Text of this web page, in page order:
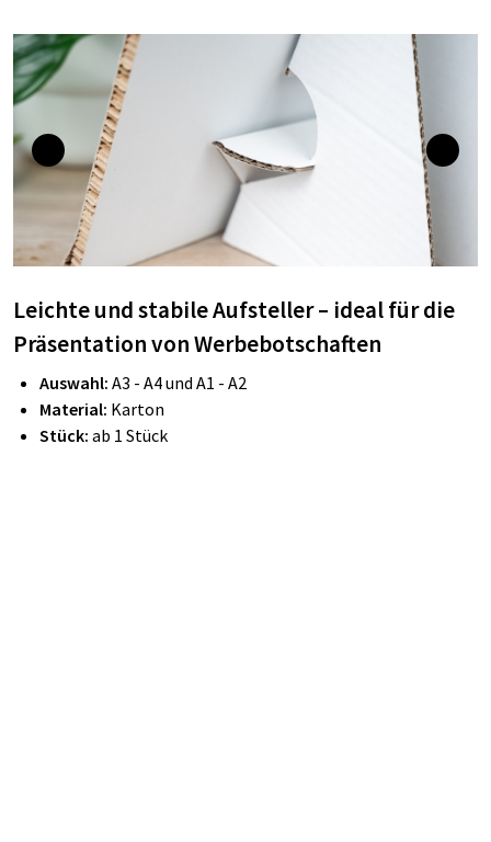
Leichte und stabile Aufsteller – ideal für die
Präsentation von Werbebotschaften
Auswahl: A3 - A4 und A1 - A2
Material: Karton
Stück: ab 1 Stück